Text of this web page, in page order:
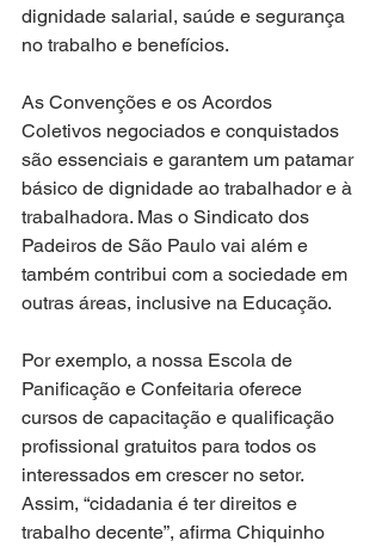
dignidade salarial, saúde e segurança
no trabalho e benefícios.
As Convenções e os Acordos
Coletivos negociados e conquistados
são essenciais e garantem um patamar
básico de dignidade ao trabalhador e à
trabalhadora. Mas o Sindicato dos
Padeiros de São Paulo vai além e
também contribui com a sociedade em
outras áreas, inclusive na Educação.
Por exemplo, a nossa Escola de
Panificação e Confeitaria oferece
cursos de capacitação e qualificação
profissional gratuitos para todos os
interessados em crescer no setor.
Assim, “cidadania é ter direitos e
trabalho decente”, afirma Chiquinho